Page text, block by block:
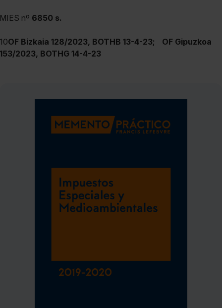
MIES nº 6850 s.
10OF Bizkaia 128/2023, BOTHB 13-4-23;
OF Gipuzkoa
153/2023, BOTHG 14-4-23